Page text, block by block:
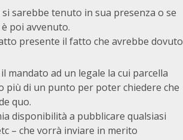
sarebbe tenuto in sua presenza o se
poi avvenuto.
presente il fatto che avrebbe dovuto
mandato ad un legale la cui parcella
più di un punto per poter chiedere che
quo.
disponibilità a pubblicare qualsiasi
– che vorrà inviare in merito